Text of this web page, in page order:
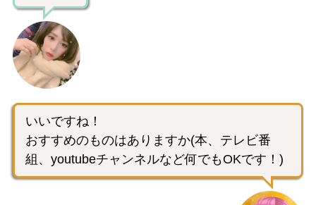
いいですね！
おすすめのものはありますか(本、テレビ番
組、youtubeチャンネルなど何でもOKです！)